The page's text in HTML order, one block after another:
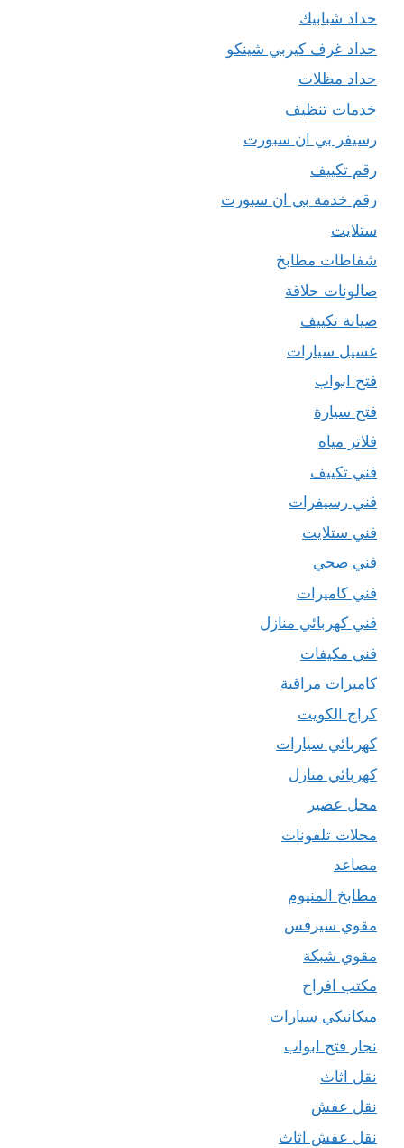
حداد شبابيك
حداد غرف كيربي شينكو
حداد مظلات
خدمات تنظيف
رسيفر بي ان سبورت
رقم تكييف
رقم خدمة بي ان سبورت
ستلايت
شفاطات مطابخ
صالونات حلاقة
صيانة تكييف
غسيل سيارات
فتح ابواب
فتح سيارة
فلاتر مياه
فني تكييف
فني رسيفرات
فني ستلايت
فني صحي
فني كاميرات
فني كهربائي منازل
فني مكيفات
كاميرات مراقبة
كراج الكويت
كهربائي سيارات
كهربائي منازل
محل عصير
محلات تلفونات
مصاعد
مطابخ المنيوم
مقوي سيرفس
مقوي شبكة
مكتب افراح
ميكانيكي سيارات
نجار فتح ابواب
نقل اثاث
نقل عفش
نقل عفش اثاث